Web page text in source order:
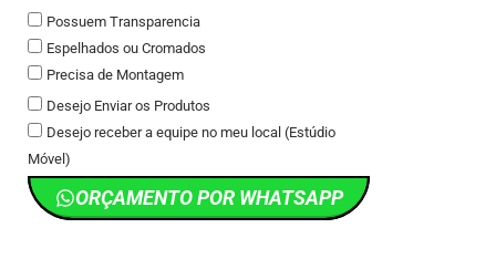
Possuem Transparencia
Espelhados ou Cromados
Precisa de Montagem
Desejo Enviar os Produtos
Desejo receber a equipe no meu local (Estúdio
Móvel)
ORÇAMENTO POR WHATSAPP